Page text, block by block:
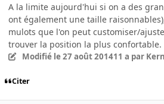
A la limite aujourd'hui si on a des
ont également une taille
mulots que l'on peut customiser/
trouver la position la plus confortable.
Modifié le 27 août 201411 a par
Citer